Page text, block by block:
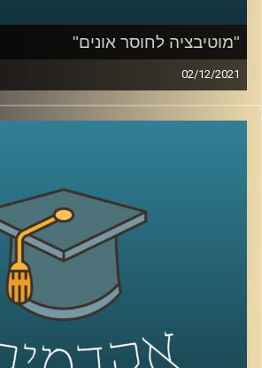
"מוטיבציה לחוסר אונים"
02/12/2021
כאשר שמעתי לראשונה את הביטוי
היה נדמה לי שמדובר בטעות, אבל לאחר
והמסקרנת "מוטיבציה לחוסר אונים".
לשיחה עם ד"ר אורי ליפשין על פסיכולוגיה
אקזיסטנציאליסטית והרצון לחיות לנצח –
לשיחה עם ד"ר אורי ליפשין על מגיפת
לחצו כאן